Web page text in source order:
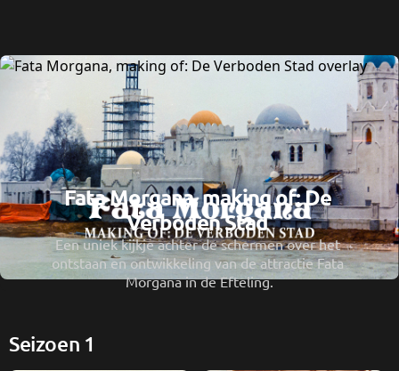
Fata Morgana, making of: De
Verboden Stad
Een uniek kijkje achter de schermen over het
ontstaan en ontwikkeling van de attractie Fata
Morgana in de Efteling.
Seizoen 1